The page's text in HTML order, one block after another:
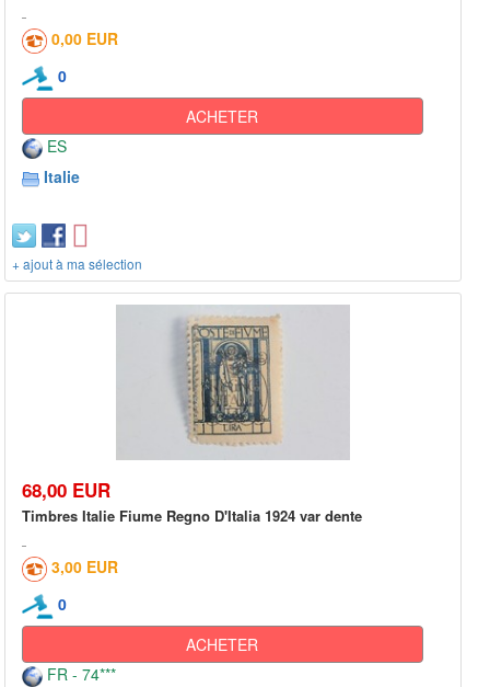
0,00 EUR
0
ACHETER
ES
Italie
+ ajout à ma sélection
68,00 EUR
Timbres Italie Fiume Regno D'Italia 1924 var dente
3,00 EUR
0
ACHETER
FR - 74***